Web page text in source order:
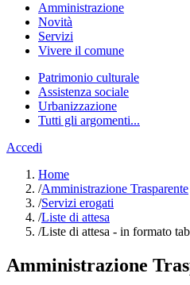
Amministrazione
Novità
Servizi
Vivere il comune
Patrimonio culturale
Assistenza sociale
Urbanizzazione
Tutti gli argomenti...
Accedi
Home
/Amministrazione Trasparente
/Servizi erogati
/Liste di attesa
/Liste di attesa - in formato
Amministrazione